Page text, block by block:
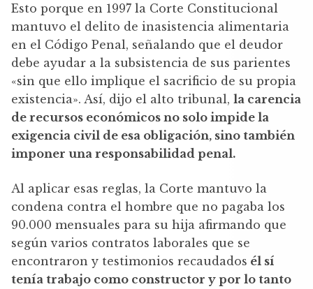
Esto porque en 1997 la Corte Constitucional
mantuvo el delito de inasistencia alimentaria
en el Código Penal, señalando que el deudor
debe ayudar a la subsistencia de sus parientes
«sin que ello implique el sacrificio de su propia
existencia». Así, dijo el alto tribunal, la carencia
de recursos económicos no solo impide la
exigencia civil de esa obligación, sino también
imponer una responsabilidad penal.
Al aplicar esas reglas, la Corte mantuvo la
condena contra el hombre que no pagaba los
90.000 mensuales para su hija afirmando que
según varios contratos laborales que se
encontraron y testimonios recaudados él sí
tenía trabajo como constructor y por lo tanto